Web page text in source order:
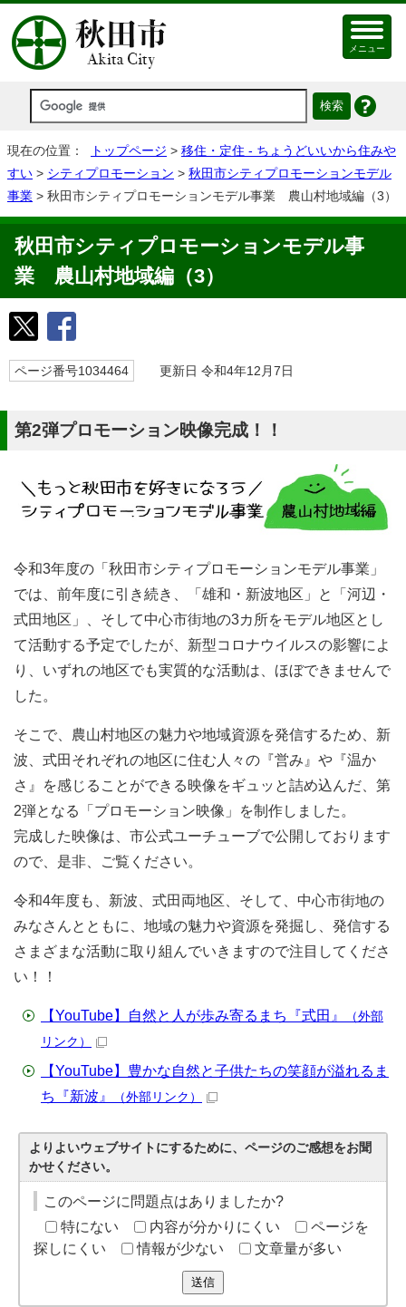
メニュー
現在の位置： トップページ > 移住・定住 - ちょうどいいから住みや
すい > シティプロモーション > 秋田市シティプロモーションモデル
事業 > 秋田市シティプロモーションモデル事業 農山村地域編（3）
秋田市シティプロモーションモデル事
業 農山村地域編（3）
ページ番号1034464 更新日 令和4年12月7日
第2弾プロモーション映像完成！！
令和3年度の「秋田市シティプロモーションモデル事業」
では、前年度に引き続き、「雄和・新波地区」と「河辺・
式田地区」、そして中心市街地の3カ所をモデル地区とし
て活動する予定でしたが、新型コロナウイルスの影響によ
り、いずれの地区でも実質的な活動は、ほぼできませんで
した。
そこで、農山村地区の魅力や地域資源を発信するため、新
波、式田それぞれの地区に住む人々の『営み』や『温か
さ』を感じることができる映像をギュッと詰め込んだ、第
2弾となる「プロモーション映像」を制作しました。
完成した映像は、市公式ユーチューブで公開しております
ので、是非、ご覧ください。
令和4年度も、新波、式田両地区、そして、中心市街地の
みなさんとともに、地域の魅力や資源を発掘し、発信する
さまざまな活動に取り組んでいきますので注目してくださ
い！！
【YouTube】自然と人が歩み寄るまち『式田』
（外部
リンク）
【YouTube】豊かな自然と子供たちの笑顔が溢れるま
ち『新波』
（外部リンク）
よりよいウェブサイトにするために、ページのご感想をお聞
かせください。
このページに問題点はありましたか?
特にない
内容が分かりにくい
ページを
探しにくい
情報が少ない 文章量が多い
送信